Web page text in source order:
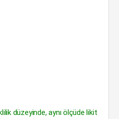
düzeyinde, aynı ölçüde likit